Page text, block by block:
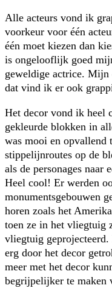
Alle acteurs vond ik
voorkeur voor één
één moet kiezen dan
is ongelooflijk goed
geweldige actrice.
dat vind ik er ook
Het decor vond ik heel
gekleurde blokken in
was mooi en opvallend
stippelijnroutes op de
als de personages naar
Heel cool! Er werden
monumentsgebouwen
horen zoals het
toen ze in het vliegtuig
vliegtuig
erg door het decor
meer met het decor
begrijpelijker te maken